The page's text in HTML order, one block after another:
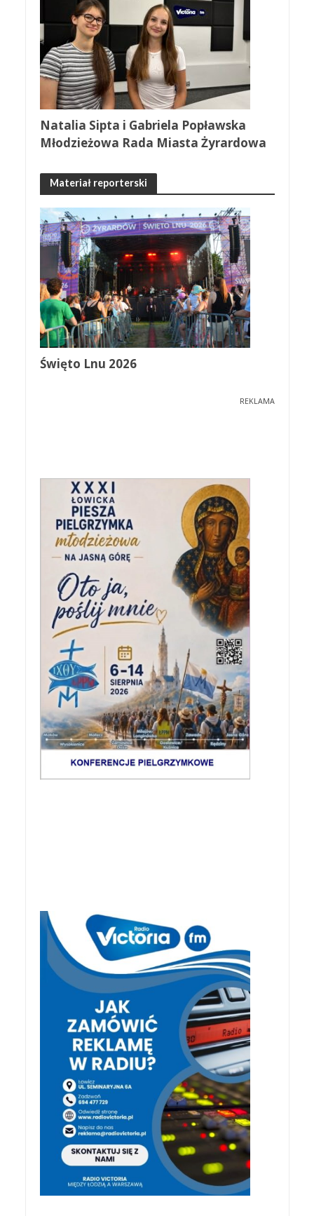
Natalia Sipta i Gabriela Popławska
Młodzieżowa Rada Miasta Żyrardowa
Materiał reporterski
Święto Lnu 2026
REKLAMA